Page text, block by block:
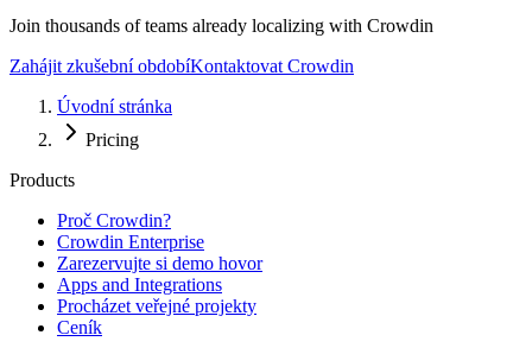
Join thousands of teams already localizing with Crowdin
Zahájit zkušební obdobíKontaktovat Crowdin
Úvodní stránka
Pricing
Products
Proč Crowdin?
Crowdin Enterprise
Zarezervujte si demo hovor
Apps and Integrations
Procházet veřejné projekty
Ceník